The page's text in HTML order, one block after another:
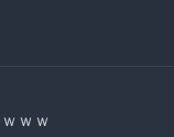
ｗｗ